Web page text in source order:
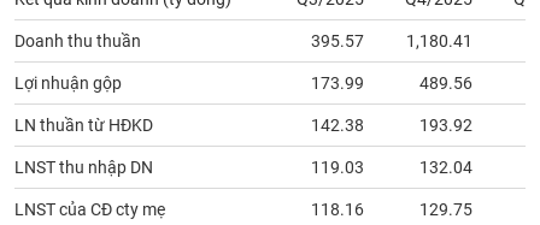
Doanh thu thuần 395.57 1,180.41
Lợi nhuận gộp 173.99 489.56
LN thuần từ HĐKD 142.38 193.92
LNST thu nhập DN 119.03 132.04
LNST của CĐ cty mẹ 118.16 129.75
phân
tích
(-)
Thuật
ngữ
(-)